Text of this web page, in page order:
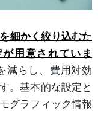
細かく絞り込むた
用意されていま
減らし、費用対効
。基本的な設定と
グラフィック情報